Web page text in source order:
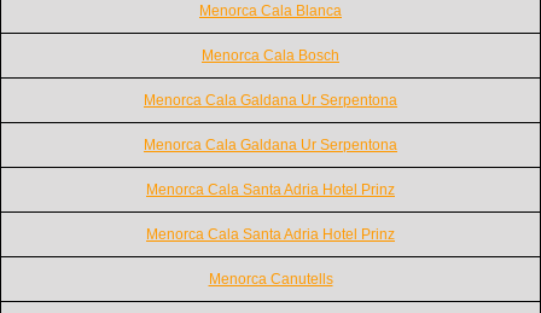
Menorca Cala Blanca
Menorca Cala Bosch
Menorca Cala Galdana Ur Serpentona
Menorca Cala Galdana Ur Serpentona
Menorca Cala Santa Adria Hotel Prinz
Menorca Cala Santa Adria Hotel Prinz
Menorca Canutells